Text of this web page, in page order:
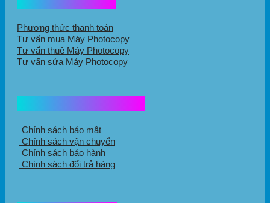
Phương thức thanh toán
Tư vấn mua Máy Photocopy
Tư vấn thuê Máy Photocopy
Tư vấn sửa Máy Photocopy
Chính sách bảo mật
Chính sách vận chuyển
Chính sách bảo hành
Chính sách đổi trả hàng